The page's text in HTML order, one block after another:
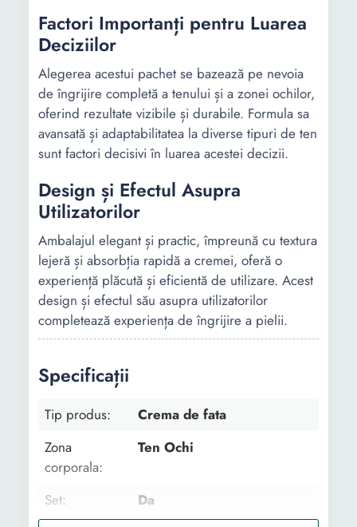
Factori Importanți pentru Luarea
Deciziilor
Alegerea acestui pachet se bazează pe nevoia
de îngrijire completă a tenului și a zonei ochilor,
oferind rezultate vizibile și durabile. Formula sa
avansată și adaptabilitatea la diverse tipuri de ten
sunt factori decisivi în luarea acestei decizii.
Design și Efectul Asupra
Utilizatorilor
Ambalajul elegant și practic, împreună cu textura
lejeră și absorbția rapidă a cremei, oferă o
experiență plăcută și eficientă de utilizare. Acest
design și efectul său asupra utilizatorilor
completează experiența de îngrijire a pielii.
Specificații
Tip produs:
Crema de fata
Zona
corporala:
Ten Ochi
Set:
Da